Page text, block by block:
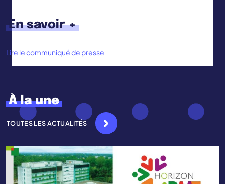
En savoir +
Lire le communiqué de presse
À la une
TOUTES LES ACTUALITÉS